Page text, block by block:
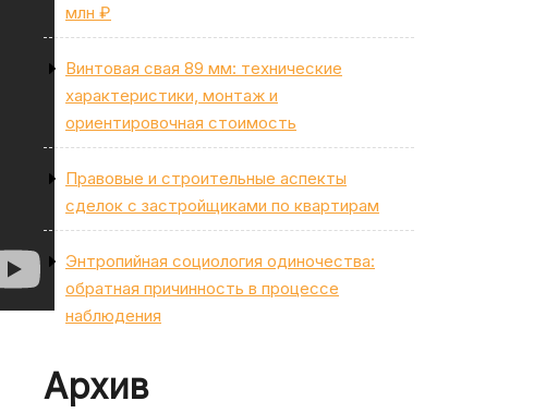
млн ₽
Винтовая свая 89 мм: технические
характеристики, монтаж и
ориентировочная стоимость
Правовые и строительные аспекты
сделок с застройщиками по квартирам
Энтропийная социология одиночества:
обратная причинность в процессе
наблюдения
Архив